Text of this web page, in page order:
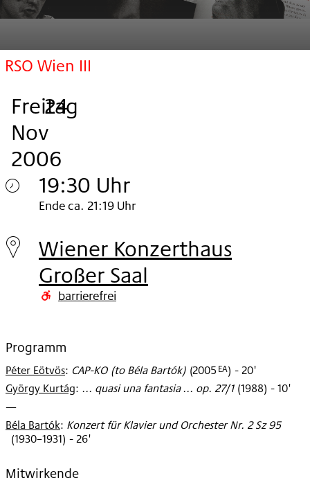
RSO Wien III
Freitag
, 24
.
Nov
2006
.
19:30 Uhr
Freitag
24.
Nov
2006
Ende ca. 21:19 Uhr
Wiener Konzerthaus
Großer Saal
barrierefrei
Programm
Péter Eötvös: CAP-KO (to Béla Bartók) (2005 EA) - 20'
György Kurtág: ... quasi una fantasia ... op. 27/1 (1988) - 10'
—
Béla Bartók: Konzert für Klavier und Orchester Nr. 2 Sz 95
(1930–1931) - 26'
Mitwirkende